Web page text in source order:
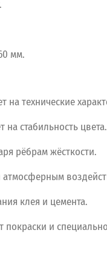
мм.
натехнические
на стабильность цвета.
рёбрамжёсткости.
атмосферным
клея и цемента.
покраски и